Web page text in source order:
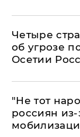
Четыре
об угрозе
Осетии
​"Не тот
россиян из-